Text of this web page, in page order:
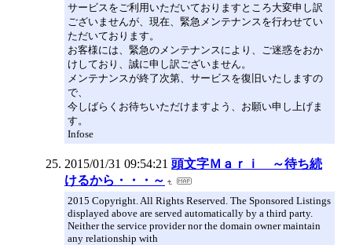
サービスをご利用いただいておりますところ大変申し訳
ございませんが、現在、緊急メンテナンスを行わせてい
ただいております。
お客様には、緊急のメンテナンスにより、ご迷惑をおか
けしており、誠に申し訳ございません。
メンテナンスが終了次第、サービスを復旧いたしますの
で、
今しばらくお待ちいただけますよう、お願い申し上げま
す。
Infose
2015/01/31 09:54:21 頭文字Ｍａｒｉ ～待ち続
けるから・・・～
2015 Copyright. All Rights Reserved. The Sponsored Listings
displayed above are served automatically by a third party.
Neither the service provider nor the domain owner maintain
any relationship with